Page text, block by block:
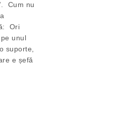
Cum nu
Ori
unul
suporte,
e șefă